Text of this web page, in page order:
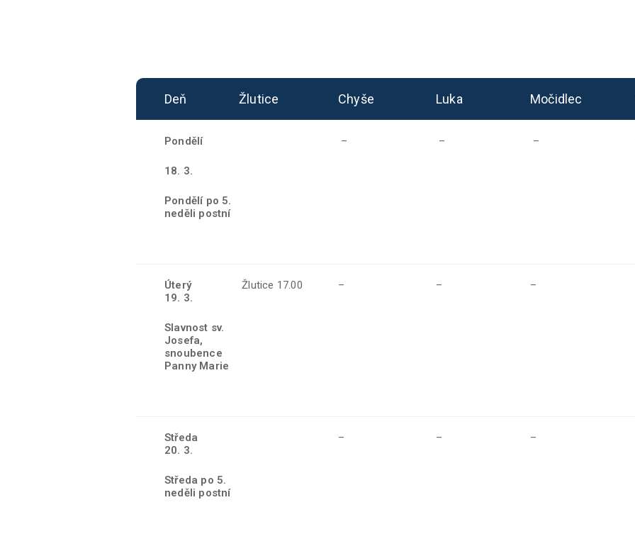
Deň Žlutice Chyše Luka Močidlec
Pondělí
18. 3.
Pondělí po 5.
neděli postní
– – –
Úterý
19. 3.
Slavnost sv.
Josefa,
snoubence
Panny Marie
Žlutice 17.00 – – –
Středa
20. 3.
Středa po 5.
neděli postní
– – –